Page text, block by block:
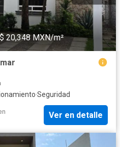
$ 20,348 MXN/m²
·Seguridad
Ver en detalle